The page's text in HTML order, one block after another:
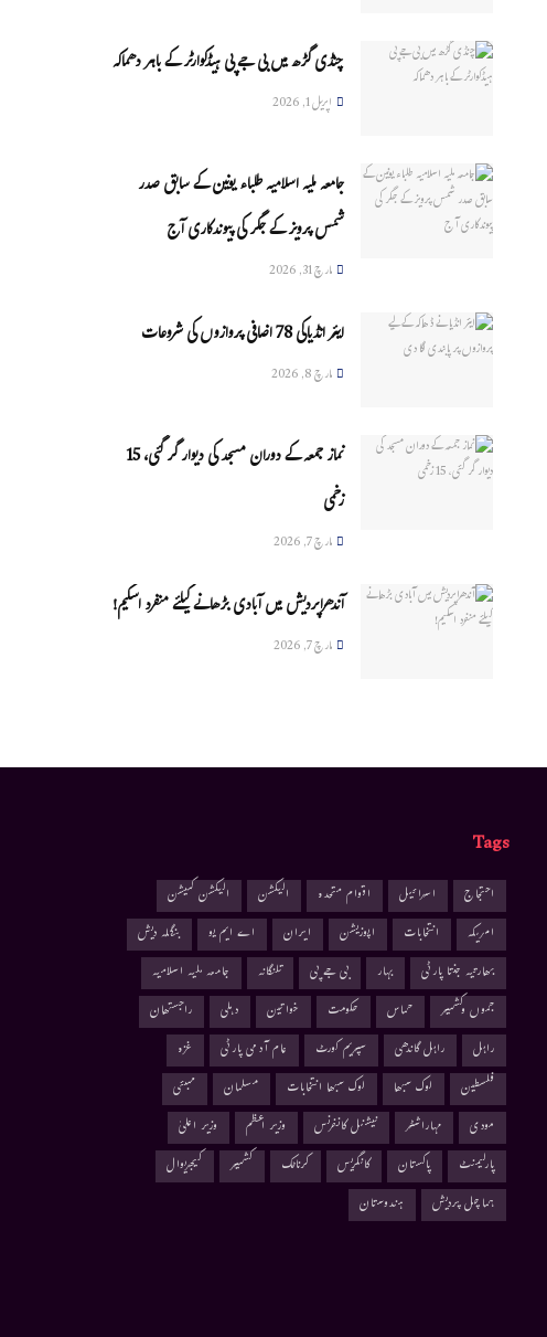
چنڈی گڑھ میں بی جے پی ہیڈکوارٹر کے باہر دھماکہ
اپریل 1, 2026
جامعہ ملیہ اسلامیہ طلباء یونین کے سابق صدر
شمس پرویز کے جگر کی پیوندکاری آج
مارچ 31, 2026
ایئر انڈیاکی 78 اضافی پروازوں کی شروعات
مارچ 8, 2026
نماز جمعہ کے دوران مسجد کی دیوار گر گئی، 15
زخمی
مارچ 7, 2026
آندھراپردیش میں آبادی بڑھانے کیلئے منفرد اسکیم!
مارچ 7, 2026
Tags
احتجاج اسرائیل اقوام متحدہ الیکشن
الیکشن کمیشن
امریکہ
انتخابات اپوزیشن ایران اے ایم یو
بنگلہ دیش
بھارتیہ جنتا پارٹی
بہار بی جے پی تلنگانہ
جامعہ ملیہ اسلامیہ
جموں وکشمیر
حماس حکومت خواتین دہلی
راجستھان
راہل
راہل گاندھی سپریم کورٹ عام آدمی پارٹی
غزہ
فلسطین
لوک سبھا لوک سبھا انتخابات مسلمان
ممبئی
مودی
مہاراشٹر نیشنل کانفرنس وزیر اعظم
وزیر اعلیٰ
پارلیمنٹ
پاکستان کانگریس کرناٹک کشمیر
کیجریوال
ہماچل پردیش
ہندوستان